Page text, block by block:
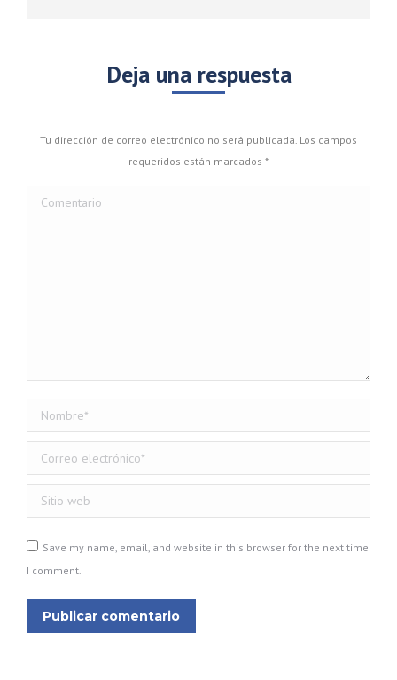
Deja una respuesta
Tu dirección de correo electrónico no será publicada. Los campos
requeridos están marcados *
Comentario
Nombre *
Correo electrónico *
Sitio web
Save my name, email, and website in this browser for the next time
I comment.
Publicar comentario